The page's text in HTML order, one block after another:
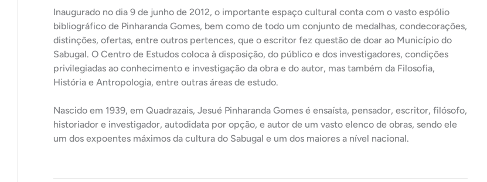
Inaugurado no dia 9 de junho de 2012, o importante espaço cultural conta com o vasto espólio
bibliográfico de Pinharanda Gomes, bem como de todo um conjunto de medalhas, condecorações,
distinções, ofertas, entre outros pertences, que o escritor fez questão de doar ao Município do
Sabugal. O Centro de Estudos coloca à disposição, do público e dos investigadores, condições
privilegiadas ao conhecimento e investigação da obra e do autor, mas também da Filosofia,
História e Antropologia, entre outras áreas de estudo.
Nascido em 1939, em Quadrazais, Jesué Pinharanda Gomes é ensaísta, pensador, escritor, filósofo,
historiador e investigador, autodidata por opção, e autor de um vasto elenco de obras, sendo ele
um dos expoentes máximos da cultura do Sabugal e um dos maiores a nível nacional.